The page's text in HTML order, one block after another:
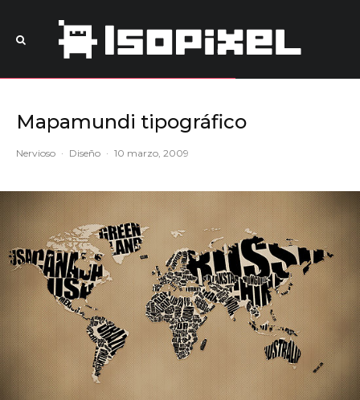
Mapamundi tipográfico
Nervioso · Diseño · 10 marzo, 2009